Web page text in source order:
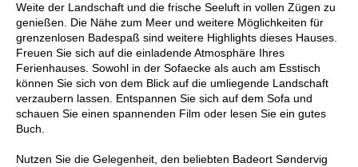
Weite der Landschaft und die frische Seeluft in vollen Zügen zu
genießen. Die Nähe zum Meer und weitere Möglichkeiten für
grenzenlosen Badespaß sind weitere Highlights dieses Hauses.
Freuen Sie sich auf die einladende Atmosphäre Ihres
Ferienhauses. Sowohl in der Sofaecke als auch am Esstisch
können Sie sich von dem Blick auf die umliegende Landschaft
verzaubern lassen. Entspannen Sie sich auf dem Sofa und
schauen Sie einen spannenden Film oder lesen Sie ein gutes
Buch.
Nutzen Sie die Gelegenheit, den beliebten Badeort Søndervig